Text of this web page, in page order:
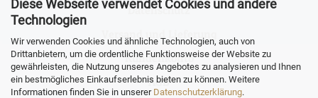
Diese Webseite verwendet Cookies und andere
Technologien
Wir verwenden Cookies und ähnliche Technologien, auch von
Drittanbietern, um die ordentliche Funktionsweise der Website zu
gewährleisten, die Nutzung unseres Angebotes zu analysieren und Ihnen
ein bestmögliches Einkaufserlebnis bieten zu können. Weitere
Informationen finden Sie in unserer Datenschutzerklärung.
Datenschutz
Versand und Lieferung
Kundenkonto
AGB